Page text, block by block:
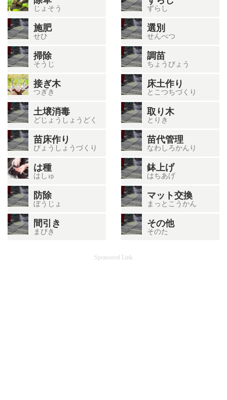
じょそう ずらし
施肥
せひ
選別
せんべつ
掃除
そうじ
調苗
ちょうびょう
接ぎ木
つぎき
床土作り
とこつちづくり
土壌消毒
どじょうしょうどく
取り木
とりき
苗床作り
びょうしょうづくり
苗代管理
なわしろかんり
は種
はしゅ
鉢上げ
はちあげ
防除
ぼうじょ
マット交換
まっとこうかん
間引き
まびき
その他
そのた
Sponsored Link